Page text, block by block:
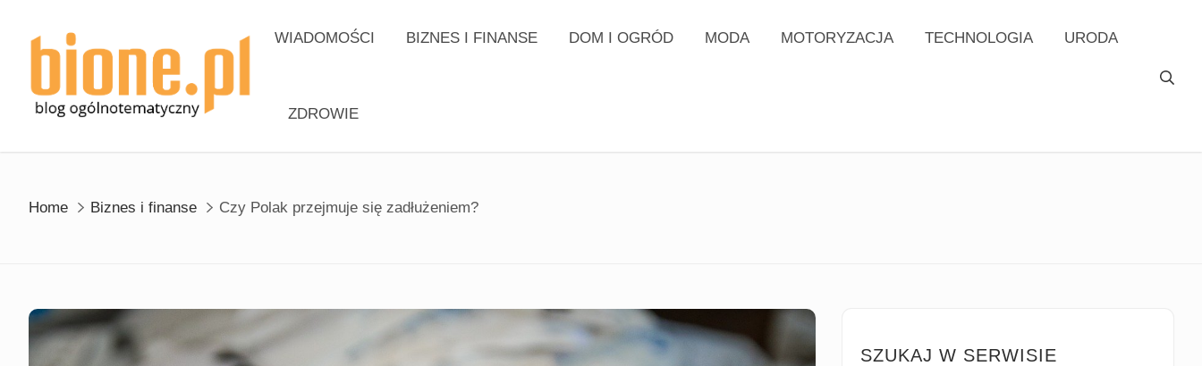
content
WIADOMOŚCI BIZNES I FINANSE DOM I OGRÓD MODA MOTORYZACJA TECHNOLOGIA URODA
ZDROWIE
Home Biznes i finanse Czy Polak przejmuje się zadłużeniem?
SZUKAJ W SERWISIE